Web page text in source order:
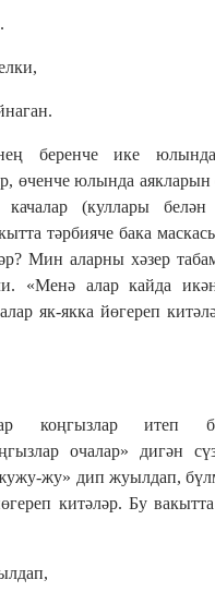
беренче ике
өченче юлында аякларын
(куллары белән
тәрбияче бака
Мин аларны хәзер
«Менә алар кайда
як-якка йөгереп
коңгызлар итеп
очалар» дигән
жу» дип жуылдап,
китәләр. Бу